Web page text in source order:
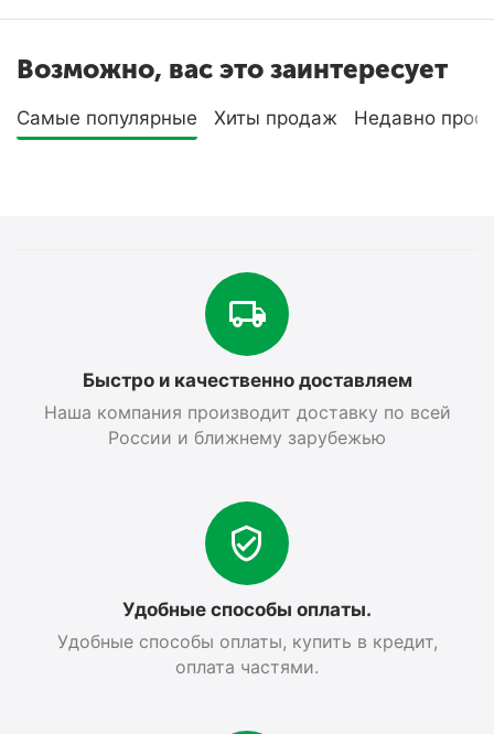
Возможно, вас это заинтересует
Самые популярные Хиты продаж Недавно
Быстро и качественно доставляем
Наша компания производит доставку по всей
России и ближнему зарубежью
Удобные способы оплаты.
Удобные способы оплаты, купить в кредит,
оплата частями.